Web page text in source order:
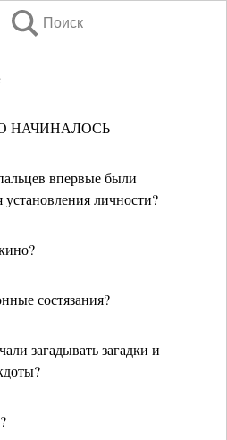
Поиск
НАЧИНАЛОСЬ
впервые были
личности?
состязания?
загадывать загадки и